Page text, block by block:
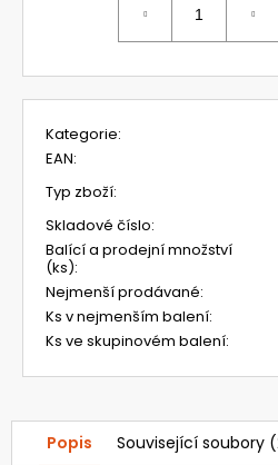
Kategorie:
EAN:
Typ zboží:
Skladové číslo:
Balící a prodejní množství
(ks):
Nejmenší prodávané:
Ks v nejmenším balení:
Ks ve skupinovém balení:
Popis Související soubory